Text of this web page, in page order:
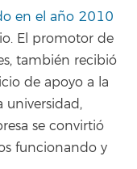
en el año 2010
El promotor de
también recibió
de apoyo a la
universidad,
se convirtió
funcionando y